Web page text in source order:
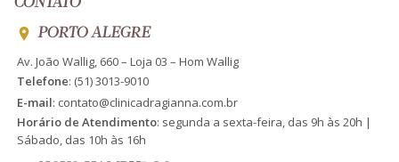
CONTATO
PORTO ALEGRE
Av. João Wallig, 660 – Loja 03 – Hom Wallig
Telefone: (51) 3013-9010
E-mail: contato@clinicadragianna.com.br
Horário de Atendimento: segunda a sexta-feira, das 9h às 20h |
Sábado, das 10h às 16h